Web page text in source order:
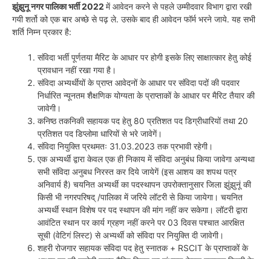
झुंझुनू नगर पालिका भर्ती2022 में आवेदन करने से पहले उम्मीदवार विभाग द्वारा रखी
गयी शर्तो को एक बार अच्छे से पढ़ ले. उसके बाद ही आवेदन फॉर्म भरने जाये. यह सभी
शर्ति निम्न प्रकार है:
संविदा भर्ती पूर्णतया मैरिट के आधार पर होगी इसके लिए साक्षात्कार हेतु कोई
प्रावधान नहीं रखा गया है।
संविदा अभ्यर्थीयों के प्राप्त आवेदनों के आधार पर संविदा पदों की पदवार
निर्धारित न्यूनतम शैक्षणिक योग्यता के प्राप्ताकों के आधार पर मैरिट तैयार की
जावेगी।
कनिष्ठ तकनिकी सहायक पद हेतु 80 प्रतिशत पद डिग्रीधारियों तथा 20
प्रतिशत पद डिप्लोमा धारियों से भरे जावेगें।
संविदा नियुक्ति प्रथमतः 31.03.2023 तक प्रभावी रहेगी।
एक अभ्यर्थी द्वारा केवल एक ही निकाय में संविदा अनुबंध किया जावेगा अन्यथा
सभी संविदा अनुबध निरस्त कर दिये जायेगें (इस आशय का शपथ पत्र
अनिवार्य है) चयनित अभ्यर्थी का पदस्थापन उपरोक्तानुसार जिला झुंझुनूं की
किसी भी नगरपरिषद् /पालिका में जरिये लॉटरी से किया जायेगा। चयनित
अभ्यर्थी स्थान विशेष पर पद स्थापन की मांग नहीं कर सकेगा। लॉटरी द्वारा
आवंटित स्थान पर कार्य ग्रहण नहीं करने पर 03 दिवस पश्चात आरक्षित
सूची (वेटिगं लिस्ट) से अभ्यर्थी को संविदा पर नियुक्ति दी जावेगी।
शहरी रोजगार सहायक संविदा पद हेतु स्नातक + RSCIT के प्राप्ताकों के